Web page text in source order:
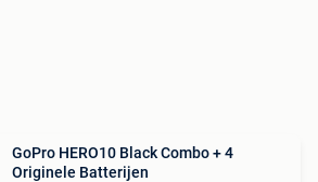
GoPro HERO10 Black Combo + 4
Originele Batterijen